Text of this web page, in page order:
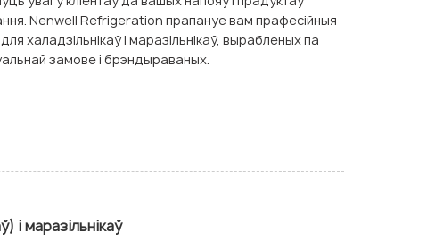
Nenwell Refrigeration прапануе вам прафесійныя
халадзільнікаў і маразільнікаў, вырабленых па
замове і брэндыраваных.
і маразільнікаў